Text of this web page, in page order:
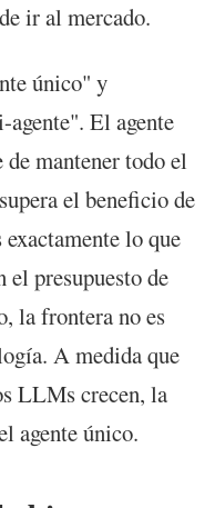
ir al mercado.
único" y
El agente
de mantener todo el
el beneficio de
lo que
el presupuesto de
la frontera no es
A medida que
LLMs crecen, la
agente único.